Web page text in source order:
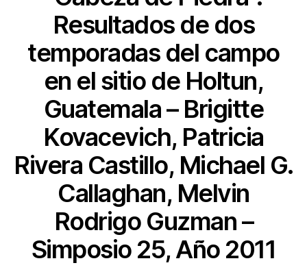
Resultados de dos
temporadas del campo
en el sitio de Holtun,
Guatemala – Brigitte
Kovacevich, Patricia
Rivera Castillo, Michael G.
Callaghan, Melvin
Rodrigo Guzman –
Simposio 25, Año 2011